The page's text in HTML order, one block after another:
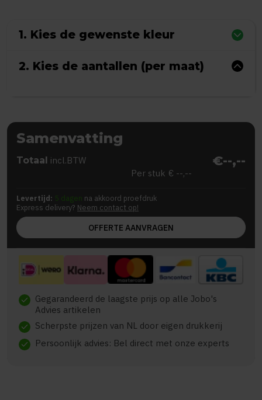
1. Kies de gewenste kleur
2. Kies de aantallen (per maat)
Samenvatting
Totaal incl.BTW €--,--
Per stuk € --,--
Levertijd: 5 dagen na akkoord proefdruk
Express delivery? Neem contact op!
OFFERTE AANVRAGEN
check Gegarandeerd de laagste prijs op alle Jobo's
Advies artikelen
check Scherpste prijzen van NL door eigen drukkerij
check Persoonlijk advies: Bel direct met onze experts